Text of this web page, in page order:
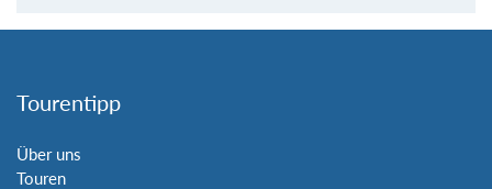
Tourentipp
Über uns
Touren